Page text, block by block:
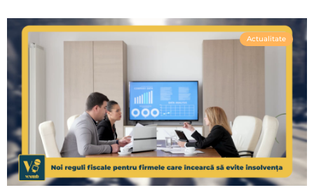
Actualitate